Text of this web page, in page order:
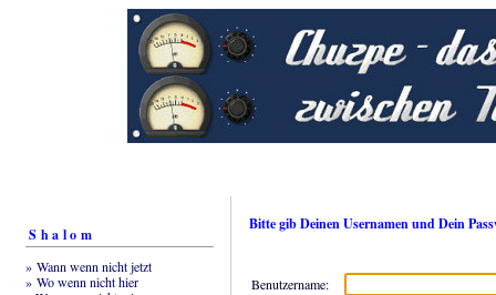
Shalom
» Wann wenn nicht jetzt
» Wo wenn nicht hier
Bitte gib Deinen Usernamen und Dein
Benutzername: